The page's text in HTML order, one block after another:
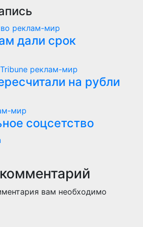
реклам-мир
дали срок
реклам-мир
на рубли
мир
соцсетство
вам необходимо